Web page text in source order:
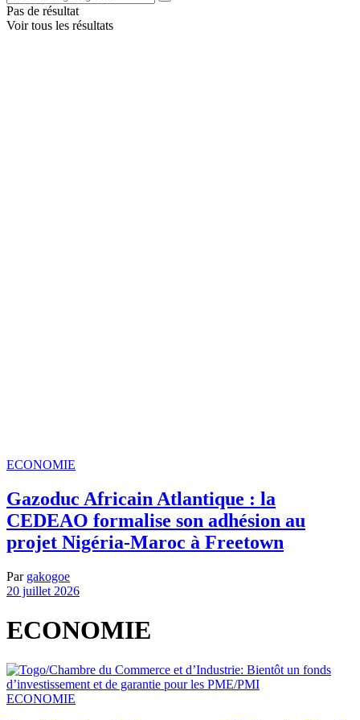
Pas de résultat
Voir tous les résultats
ECONOMIE
Gazoduc Africain Atlantique : la
CEDEAO formalise son adhésion au
projet Nigéria-Maroc à Freetown
Par gakogoe
20 juillet 2026
ECONOMIE
ECONOMIE